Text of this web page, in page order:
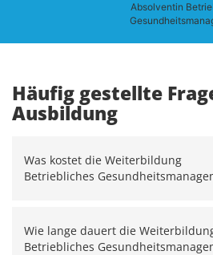
Absolventin
Häufig gestellte
Ausbildung
Was kostet die Weiterbildung
Betriebliches
Wie lange dauert die
Betriebliches